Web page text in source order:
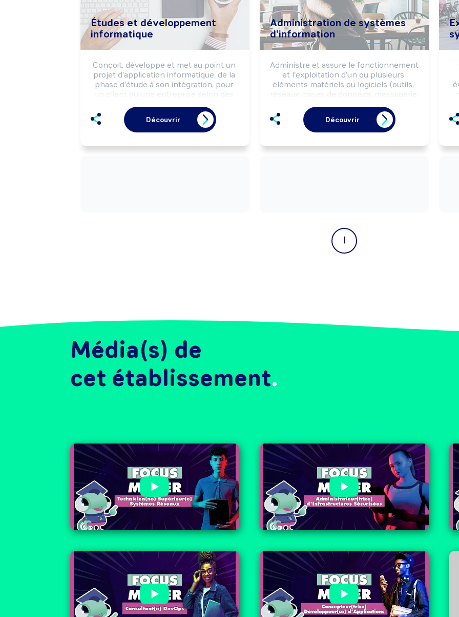
Études et développement
informatique
Conçoit, développe et met au point un
projet d'application informatique, de la
phase d'étude à son intégration, pour
un client ou une entreprise selon des
Peut conduire des projets de
développement.
Découvrir
Administration de systèmes
d'information
Administre et assure le fonctionnement
et l'exploitation d'un ou plusieurs
éléments matériels ou logiciels (outils,
réseaux, bases de données, messagerie,
Veille à la cohérence, à l'accessibilité et
à la sécurité des informations.
Peut coordonner une équipe.
Découvrir
Média(s) de
cet établissement
🧐 Focus métier :
Technicien(ne) Supérieur(e)
Systèmes Réseaux
🧐 Focus métier :
Administrateur(trice)
d'Infrastructure Sécurisées
🧐 Focus métier : Consultant(e)
🧐 Focus métier :
Concepteur(trice)